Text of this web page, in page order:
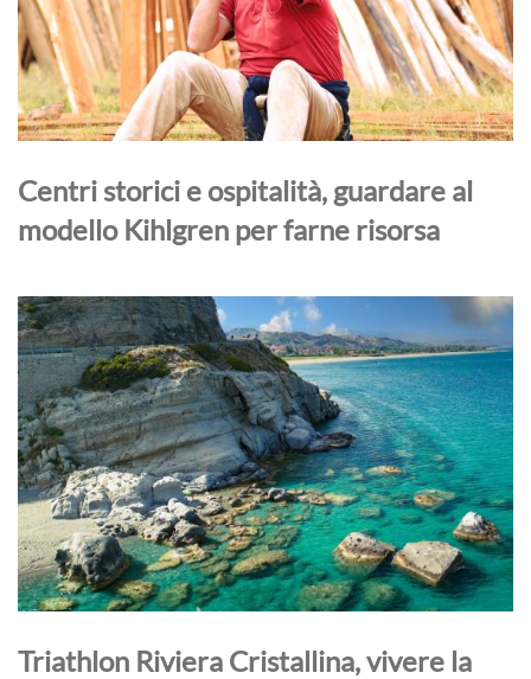
Centri storici e ospitalità, guardare al
modello Kihlgren per farne risorsa
Triathlon Riviera Cristallina, vivere la